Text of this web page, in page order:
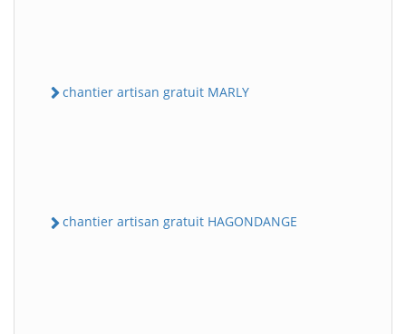
chantier artisan gratuit MARLY
chantier artisan gratuit HAGONDANGE